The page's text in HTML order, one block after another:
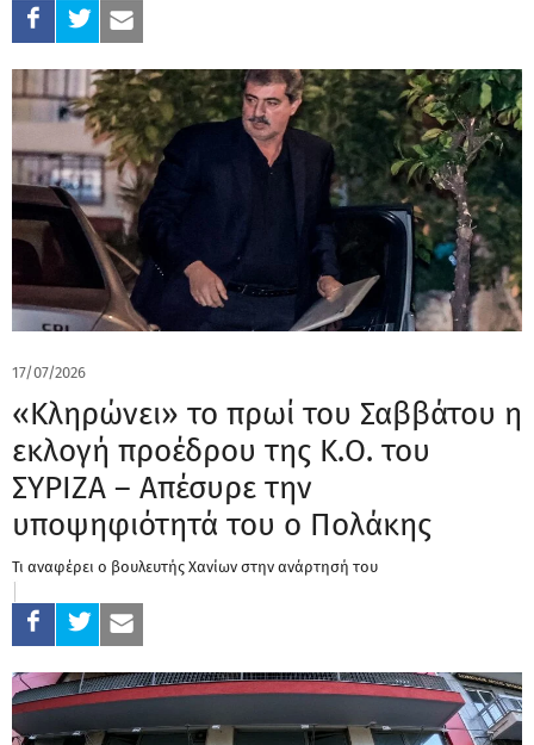
17/07/2026
«Κληρώνει» το πρωί του Σαββάτου η
εκλογή προέδρου της Κ.Ο. του
ΣΥΡΙΖΑ – Απέσυρε την
υποψηφιότητά του ο Πολάκης
Τι αναφέρει ο βουλευτής Χανίων στην ανάρτησή του